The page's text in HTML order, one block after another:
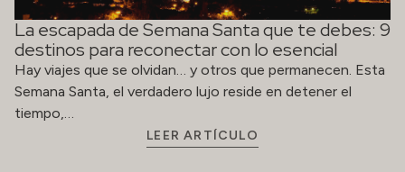
La escapada de Semana Santa que te debes: 9
destinos para reconectar con lo esencial
Hay viajes que se olvidan… y otros que permanecen. Esta
Semana Santa, el verdadero lujo reside en detener el
tiempo,…
LEER ARTÍCULO